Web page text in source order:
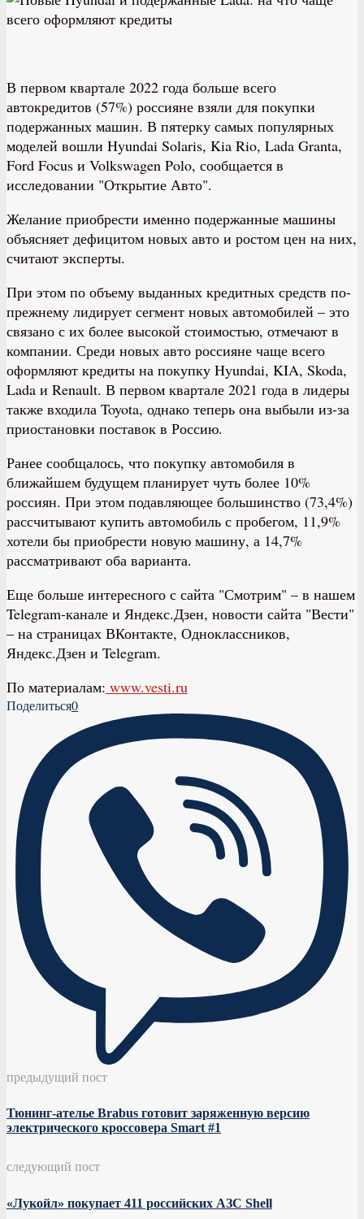
В первом квартале 2022 года больше всего
автокредитов (57%) россияне взяли для покупки
подержанных машин. В пятерку самых популярных
моделей вошли Hyundai Solaris, Kia Rio, Lada Granta,
Ford Focus и Volkswagen Polo, сообщается в
исследовании "Открытие Авто".
Желание приобрести именно подержанные машины
объясняет дефицитом новых авто и ростом цен на них,
считают эксперты.
При этом по объему выданных кредитных средств по-
прежнему лидирует сегмент новых автомобилей – это
связано с их более высокой стоимостью, отмечают в
компании. Среди новых авто россияне чаще всего
оформляют кредиты на покупку Hyundai, KIA, Skoda,
Lada и Renault. В первом квартале 2021 года в лидеры
также входила Toyota, однако теперь она выбыли из-за
приостановки поставок в Россию.
Ранее сообщалось, что покупку автомобиля в
ближайшем будущем планирует чуть более 10%
россиян. При этом подавляющее большинство (73,4%)
рассчитывают купить автомобиль с пробегом, 11,9%
хотели бы приобрести новую машину, а 14,7%
рассматривают оба варианта.
Еще больше интересного с сайта "Смотрим" – в нашем
Telegram-канале и Яндекс.Дзен, новости сайта "Вести"
– на страницах ВКонтакте, Одноклассников,
Яндекс.Дзен и Telegram.
По материалам: www.vesti.ru
Поделиться0
предыдущий пост
Тюнинг-ателье Brabus готовит заряженную версию
электрического кроссовера Smart #1
следующий пост
«Лукойл» покупает 411 российских АЗС Shell